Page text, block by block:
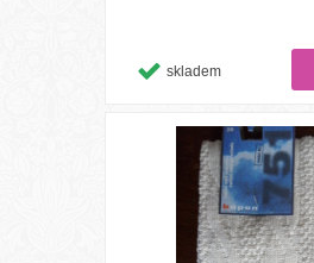
skladem